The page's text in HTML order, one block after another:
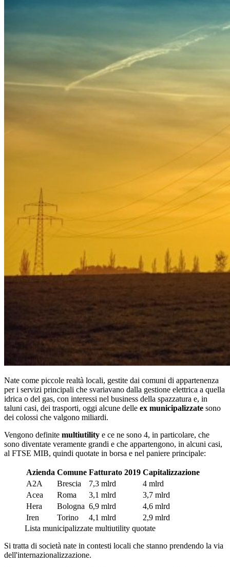
Nate come piccole realtà locali, gestite dai comuni di appartenenza
per i servizi principali che svariavano dalla gestione elettrica a quella
idrica o del gas, con interessi nel business della spazzatura e, in
taluni casi, dei trasporti, oggi alcune delle ex municipalizzate sono
dei colossi che valgono miliardi.
Vengono definite multiutility e ce ne sono 4, in particolare, che
sono diventate veramente grandi e che appartengono, in alcuni casi,
al FTSE MIB, quindi quotate in borsa e nel paniere principale:
Azienda Comune Fatturato 2019 Capitalizzazione
A2A
Brescia 7,3 mlrd
4 mlrd
Acea
Roma 3,1 mlrd
3,7 mlrd
Hera
Bologna 6,9 mlrd
4,6 mlrd
Iren
Torino 4,1 mlrd
2,9 mlrd
Lista municipalizzate multiutility quotate
Si tratta di società nate in contesti locali che stanno prendendo la via
dell'internazionalizzazione.